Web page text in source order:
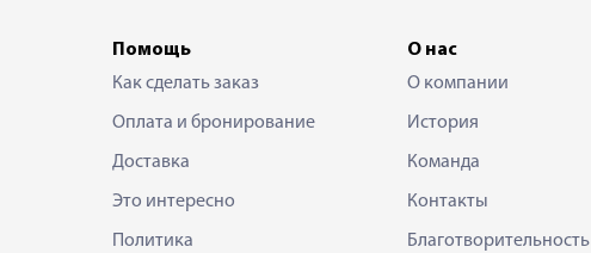
Помощь
Как сделать заказ
Оплата и бронирование
Доставка
Это интересно
Политика
О нас
О компании
История
Команда
Контакты
Благотворительность